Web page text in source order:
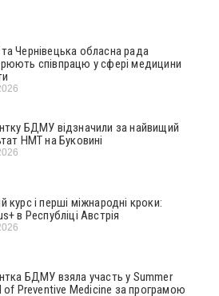
Чернівецька обласна рада
співпрацю у сфері медицини
БДМУ відзначили за найвищий
НМТ на Буковині
курс і перші міжнародні кроки:
в Республіці Австрія
БДМУ взяла участь у Summer
of Preventive Medicine за програмою